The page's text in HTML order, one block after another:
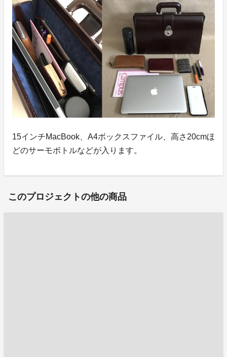
15インチMacBook、A4ボックスファイル、高さ20cmほ
どのサーモボトルなどが入ります。
このプロジェクトの他の商品